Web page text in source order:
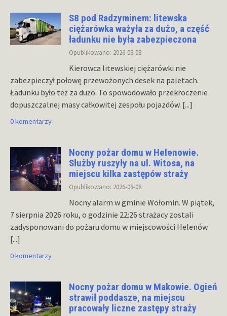
S8 pod Radzyminem: litewska
ciężarówka ważyła za dużo, a część
ładunku nie była zabezpieczona
Opublikowano: 2026-08-08
Kierowca litewskiej ciężarówki nie
zabezpieczył połowę przewożonych desek na paletach.
Ładunku było też za dużo. To spowodowało przekroczenie
dopuszczalnej masy całkowitej zespołu pojazdów. [...]
0 komentarzy
Nocny pożar domu w Helenowie.
Służby ruszyły na ul. Witosa, na
miejscu kilka zastępów straży
Opublikowano: 2026-08-08
Nocny alarm w gminie Wołomin. W piątek,
7 sierpnia 2026 roku, o godzinie 22:26 strażacy zostali
zadysponowani do pożaru domu w miejscowości Helenów
[...]
0 komentarzy
Nocny pożar domu w Makowie. Ogień
strawił poddasze, na miejscu
pracowały liczne zastępy straży